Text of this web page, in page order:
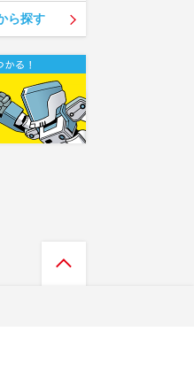
ら探す